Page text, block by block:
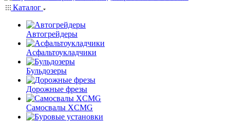
Каталог
Автогрейдеры
Асфальтоукладчики
Бульдозеры
Дорожные фрезы
Самосвалы XCMG